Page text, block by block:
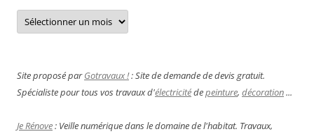
Archives
Site proposé parGotravaux !: Site de demande de devis gratuit.
Spécialiste pour tous vos travaux d'électricitédepeinture, décoration...
Je Rénove: Veille numérique dans le domaine de l'habitat. Travaux,